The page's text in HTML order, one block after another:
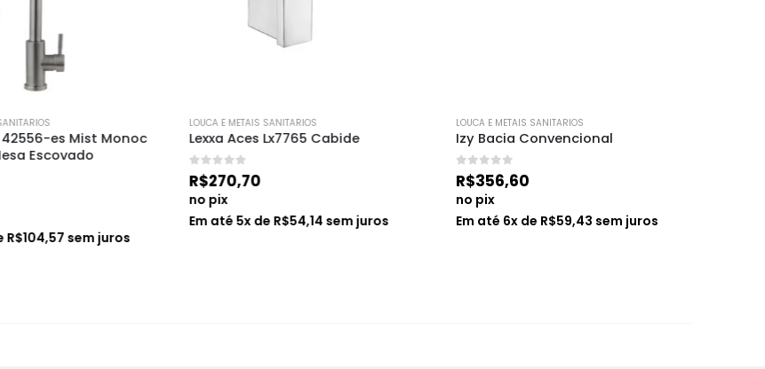
es Mist Monoc
Escovado
104,57sem juros
LOUCA E METAIS SANITARIOS
Lexxa Aces Lx7765 Cabide
de 5
R$270,70
no pix
Em até5x deR$54,14sem juros
LOUCA E METAIS SANITARIOS
Izy Bacia Convencional
de 5
R$356,60
no pix
Em até6x deR$59,43sem juros